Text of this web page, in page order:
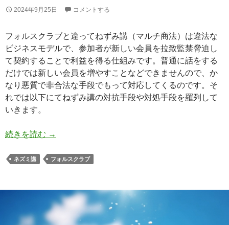
2024年9月25日 コメントする
フォルスクラブと違ってねずみ講（マルチ商法）は違法な
ビジネスモデルで、参加者が新しい会員を拉致監禁脅迫し
て契約することで利益を得る仕組みです。普通に話をする
だけでは新しい会員を増やすことなどできませんので、か
なり悪質で非合法な手段でもって対応してくるのです。そ
れでは以下にてねずみ講の対抗手段や対処手段を羅列して
いきます。
続きを読む フォルスクラブを使って詐欺を撲滅
→
ネズミ講 フォルスクラブ